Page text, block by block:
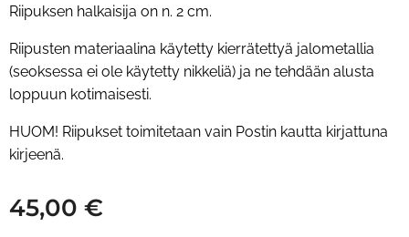
Riipuksen halkaisija on n. 2 cm.
Riipusten materiaalina käytetty kierrätettyä jalometallia
(seoksessa ei ole käytetty nikkeliä) ja ne tehdään alusta
loppuun kotimaisesti.
HUOM! Riipukset toimitetaan vain Postin kautta kirjattuna
kirjeenä.
45,00 €